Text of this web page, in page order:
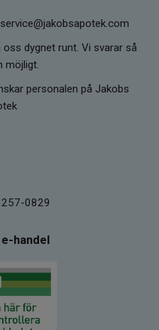
dygnet runt. Vi svarar så
möjligt.
personalen på Jakobs
0829
handel